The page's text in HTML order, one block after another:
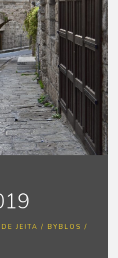
JEITA / BYBLOS /